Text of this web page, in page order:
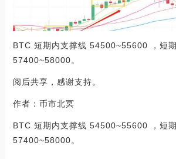
BTC 短期内支撑线 54500~55600 ，短
57400~58000。
阅后共享，感谢支持。
作者：币市北冥
BTC 短期内支撑线 54500~55600 ，短
57400~58000。